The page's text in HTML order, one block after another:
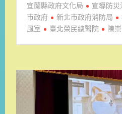
宜蘭縣政府文化局 宣導防
市政府
新北市政府消防局
風室
臺北榮民總醫院 陳